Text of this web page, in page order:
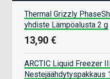
Thermal Grizzly
yhdiste Lämpöalusta 2 g
13,90 €
ARCTIC Liquid Freezer
Nestejäähdytyspakkaus